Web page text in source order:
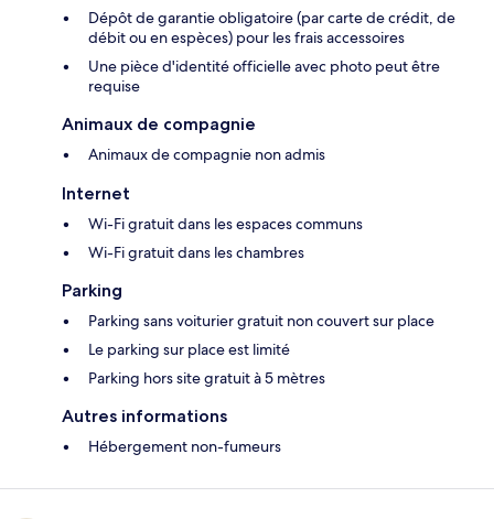
Dépôt de garantie obligatoire (par carte de crédit, de
débit ou en espèces) pour les frais accessoires
Une pièce d'identité officielle avec photo peut être
requise
Animaux de compagnie
Animaux de compagnie non admis
Internet
Wi-Fi gratuit dans les espaces communs
Wi-Fi gratuit dans les chambres
Parking
Parking sans voiturier gratuit non couvert sur place
Le parking sur place est limité
Parking hors site gratuit à 5 mètres
Autres informations
Hébergement non-fumeurs